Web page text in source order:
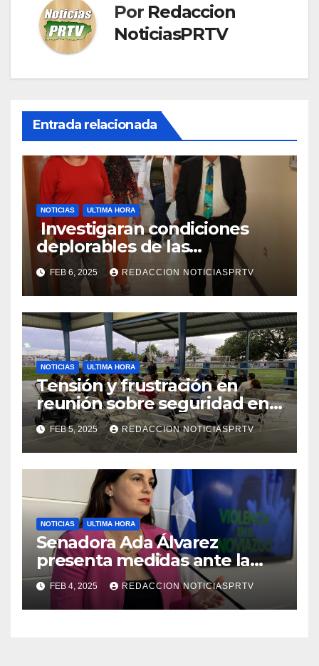
Por Redaccion
NoticiasPRTV
Entrada relacionada
NOTICIAS ULTIMA HORA
Investigaran condiciones
deplorables de las
facilidades el Departamento
de la Salud en Mayagüez
FEB 6, 2025 REDACCION NOTICIASPRTV
NOTICIAS ULTIMA HORA
Tensión y frustración en
reunión sobre seguridad en
Reparto Metropolitano
FEB 5, 2025 REDACCION NOTICIASPRTV
NOTICIAS ULTIMA HORA
Senadora Ada Álvarez
presenta medidas ante la
violencia en el noviazgo
FEB 4, 2025 REDACCION NOTICIASPRTV